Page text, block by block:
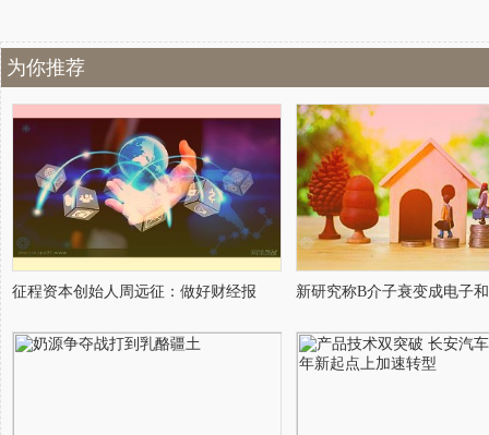
为你推荐
征程资本创始人周远征：做好财经报 新研究称B介子衰变成电子